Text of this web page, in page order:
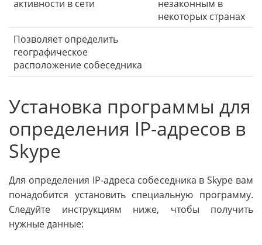
активности в сети
незаконным в
некоторых странах
Позволяет определить
географическое
расположение собеседника
Установка программы для
определения IP-адресов в
Skype
Для определения IP-адреса собеседника в Skype вам
понадобится установить специальную программу.
Следуйте инструкциям ниже, чтобы получить
нужные данные: